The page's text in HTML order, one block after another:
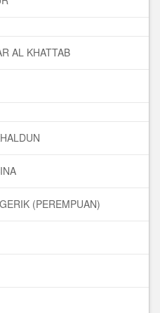
AL KHATTAB
(PEREMPUAN)